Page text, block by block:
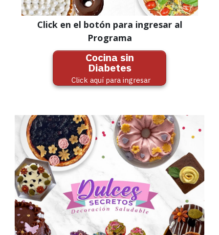
Click en el botón para ingresar al
Programa
Cocina sin
Diabetes
Click aquí para ingresar